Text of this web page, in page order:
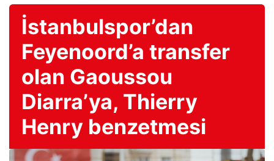
İstanbulspor’dan
Feyenoord’a transfer
olan Gaoussou
Diarra’ya, Thierry
Henry benzetmesi